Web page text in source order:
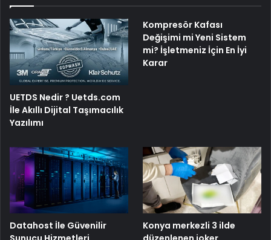
UETDS Nedir ? Uetds.com
İle Akıllı Dijital Taşımacılık
Yazılımı
Kompresör Kafası
Değişimi mi Yeni Sistem
mi? İşletmeniz İçin En İyi
Karar
Datahost İle Güvenilir
Konya merkezli 3 ilde